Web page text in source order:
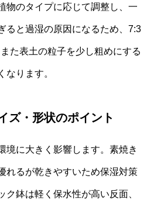
物のタイプに応じて調整し、一
ると過湿の原因になるため、7:3
た表土の粒子を少し粗めにする
なります。
ズ・形状のポイント
境に大きく影響します。素焼き
れるが乾きやすいため保湿対策
ク鉢は軽く保水性が高い反面、